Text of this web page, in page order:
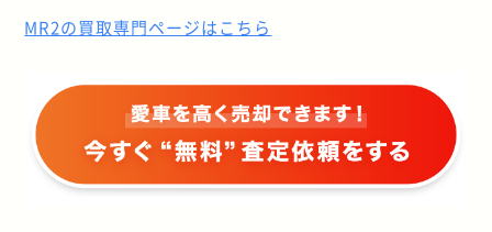
MR2の買取専門ページはこちら